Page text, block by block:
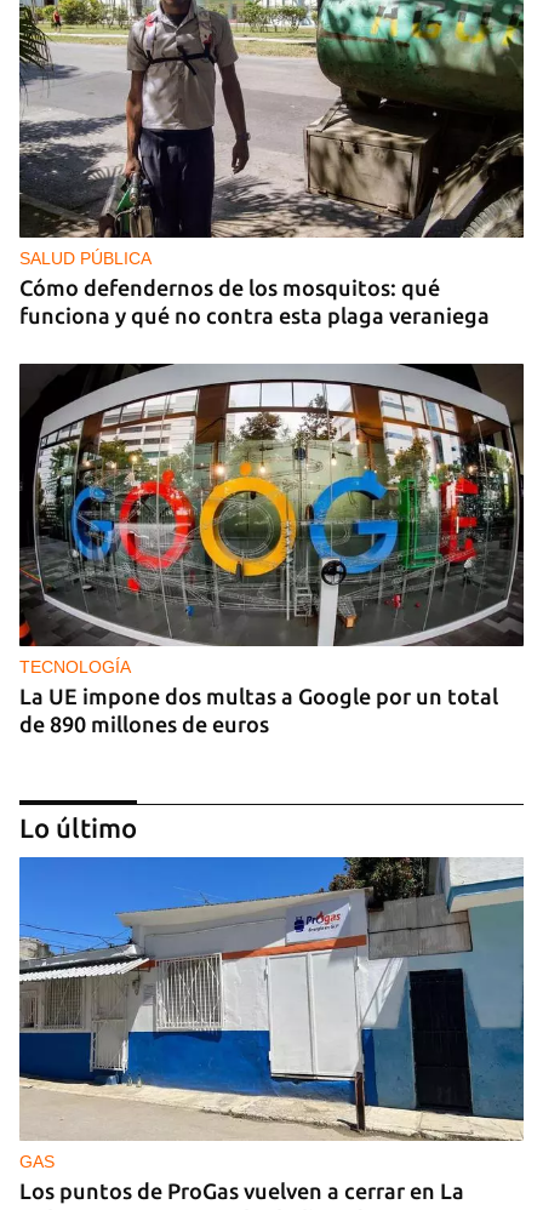
SALUD PÚBLICA
Cómo defendernos de los mosquitos: qué
funciona y qué no contra esta plaga veraniega
TECNOLOGÍA
La UE impone dos multas a Google por un total
de 890 millones de euros
IA
China lanza una organización internacional de
gobernanza de la IA con 29 países, entre ellos
Cuba
Lo último
GAS
Los puntos de ProGas vuelven a cerrar en La